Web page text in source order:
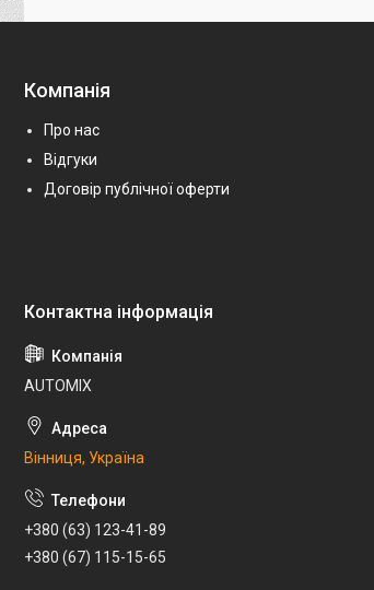
Компанія
Про нас
Відгуки
Договір публічної оферти
AUTOMIX
Вінниця, Україна
+380 (63) 123-41-89
+380 (67) 115-15-65